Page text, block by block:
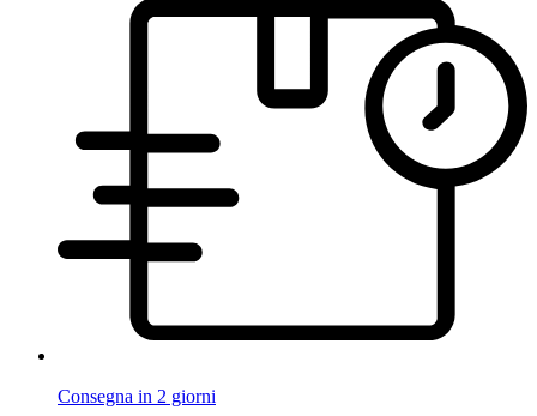
Consegna in 2 giorni